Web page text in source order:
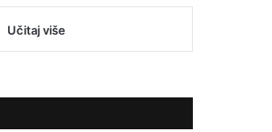
Učitaj više